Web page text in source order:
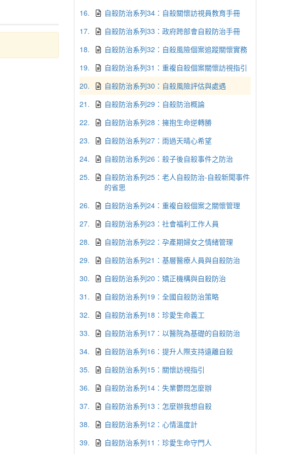
16.
自殺防治系列34：自殺關懷訪視員教育手冊
17.
自殺防治系列33：政府跨部會自殺防治手冊
18.
自殺防治系列32：自殺風險個案追蹤關懷實務
19.
自殺防治系列31：重複自殺個案關懷訪視指引
20.
自殺防治系列30：自殺風險評估與處遇
21.
自殺防治系列29：自殺防治概論
22.
自殺防治系列28：擁抱生命逆轉勝
23.
自殺防治系列27：雨過天晴心希望
24.
自殺防治系列26：殺子後自殺事件之防治
25.
自殺防治系列25：老人自殺防治-自殺新聞事件
的省思
26.
自殺防治系列24：重複自殺個案之關懷管理
27.
自殺防治系列23：社會福利工作人員
28.
自殺防治系列22：孕產期婦女之情緒管理
29.
自殺防治系列21：基層醫療人員與自殺防治
30.
自殺防治系列20：矯正機構與自殺防治
31.
自殺防治系列19：全國自殺防治策略
32.
自殺防治系列18：珍愛生命義工
33.
自殺防治系列17：以醫院為基礎的自殺防治
34.
自殺防治系列16：提升人際支持遠離自殺
35.
自殺防治系列15：關懷訪視指引
36.
自殺防治系列14：失業鬱悶怎麼辦
37.
自殺防治系列13：怎麼辦我想自殺
38.
自殺防治系列12：心情溫度計
39.
自殺防治系列11：珍愛生命守門人